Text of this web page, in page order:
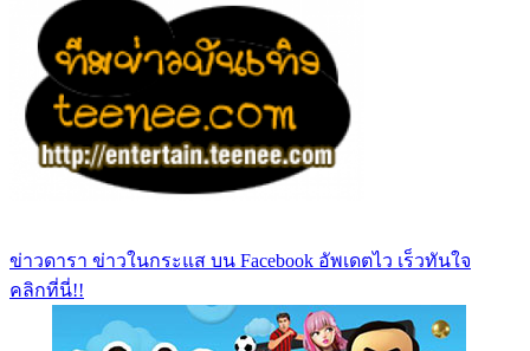
ข่าวดารา ข่าวในกระแส บน Facebook อัพเดตไว เร็วทันใจ
คลิกที่นี่!!